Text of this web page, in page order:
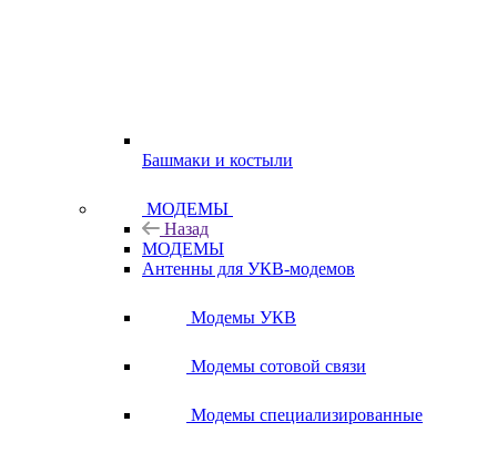
Башмаки и костыли
МОДЕМЫ
Назад
МОДЕМЫ
Антенны для УКВ-модемов
Модемы УКВ
Модемы сотовой связи
Модемы специализированные